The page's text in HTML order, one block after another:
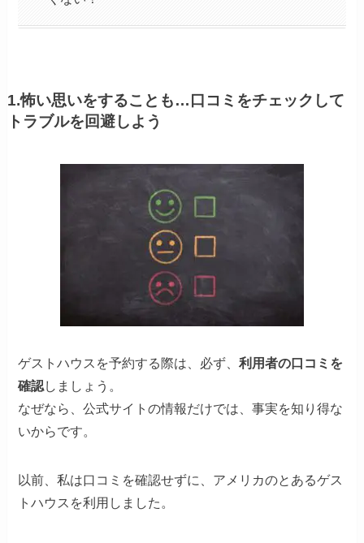
1.怖い思いをすることも…口コミをチェックして
トラブルを回避しよう
ゲストハウスを予約する際は、必ず、利用者の口コミを
確認しましょう。
なぜなら、公式サイトの情報だけでは、事実を知り得な
いからです。
以前、私は口コミを確認せずに、アメリカのとあるゲス
トハウスを利用しました。